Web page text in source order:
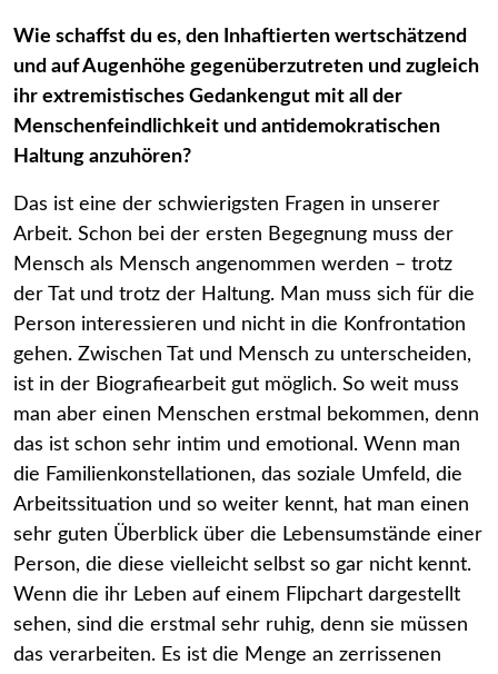
Wie schaffst du es, den Inhaftierten wertschätzend
und auf Augenhöhe gegenüberzutreten und zugleich
ihr extremistisches Gedankengut mit all der
Menschenfeindlichkeit und antidemokratischen
Haltung anzuhören?
Das ist eine der schwierigsten Fragen in unserer
Arbeit. Schon bei der ersten Begegnung muss der
Mensch als Mensch angenommen werden – trotz
der Tat und trotz der Haltung. Man muss sich für die
Person interessieren und nicht in die Konfrontation
gehen. Zwischen Tat und Mensch zu unterscheiden,
ist in der Biografiearbeit gut möglich. So weit muss
man aber einen Menschen erstmal bekommen, denn
das ist schon sehr intim und emotional. Wenn man
die Familienkonstellationen, das soziale Umfeld, die
Arbeitssituation und so weiter kennt, hat man einen
sehr guten Überblick über die Lebensumstände einer
Person, die diese vielleicht selbst so gar nicht kennt.
Wenn die ihr Leben auf einem Flipchart dargestellt
sehen, sind die erstmal sehr ruhig, denn sie müssen
das verarbeiten. Es ist die Menge an zerrissenen